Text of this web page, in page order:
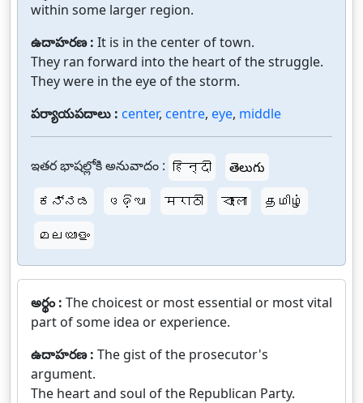
within some larger region.
ఉదాహరణ : It is in the center of town.
They ran forward into the heart of the struggle.
They were in the eye of the storm.
పర్యాయపదాలు : center, centre, eye, middle
ఇతర భాషల్లోకి అనువాదం : हिन्दी
తెలుగు
ಕನ್ನಡ
ଓଡ଼ିଆ मराठी বাংলা
தமிழ்
മലയാളം
అర్థం : The choicest or most essential or most vital
part of some idea or experience.
ఉదాహరణ : The gist of the prosecutor's
argument.
The heart and soul of the Republican Party.